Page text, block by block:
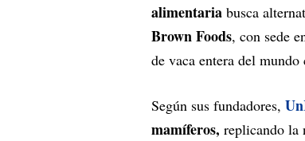
alimentaria busca
Brown Foods, con sede
de vaca entera del
Según sus fundadores,
mamíferos, replicando la